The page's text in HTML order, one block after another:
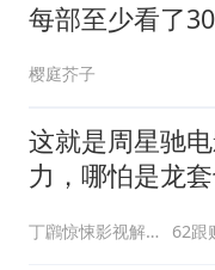
每部至少看了
樱庭芥子
这就是周星驰
力，哪怕是龙
丁鸊惊悚影视解说 62跟